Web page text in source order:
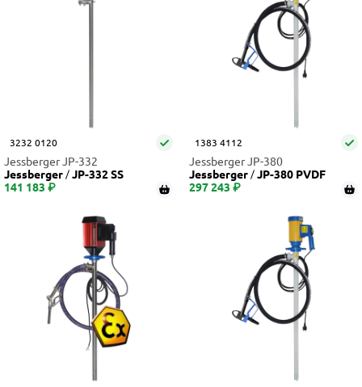
3232 0120
Jessberger JP-332
Jessberger
JP-332 SS
141 183 ₽
1383 4112
Jessberger JP-380
Jessberger
JP-380 PVDF
297 243 ₽